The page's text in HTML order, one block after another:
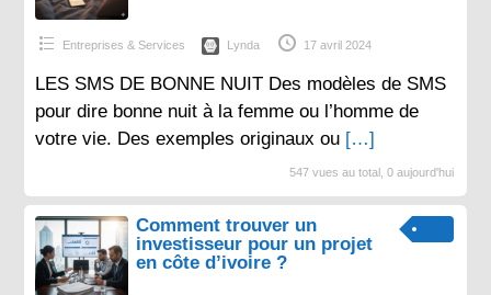
Entreprises & Services Lynda 17 avril 2024
LES SMS DE BONNE NUIT Des modèles de SMS
pour dire bonne nuit à la femme ou l’homme de
votre vie. Des exemples originaux ou […]
547 vues au total, 0 aujourd'hui
Comment trouver un
investisseur pour un projet
en côte d’ivoire ?